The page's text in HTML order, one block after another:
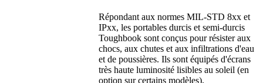
Répondant aux normes MIL-STD 8xx et
IPxx, les portables durcis et semi-durcis
Toughbook sont conçus pour résister aux
chocs, aux chutes et aux infiltrations d'eau
et de poussières. Ils sont équipés d'écrans
très haute luminosité lisibles au soleil (en
option sur certains modèles).